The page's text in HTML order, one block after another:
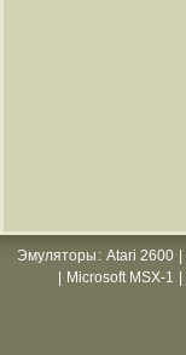
Эмуляторы : Atari 2600
Microsoft MSX-1